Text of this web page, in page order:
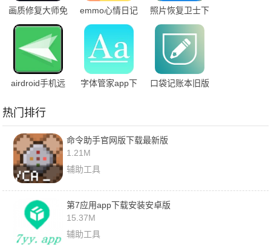
画质修复大师免
费版
emmo心情日记
安卓版
照片恢复卫士下
载安卓版
airdroid手机远
字体管家app下
口袋记账本旧版
热门排行
命令助手官网版下载最新版
1.21M
辅助工具
第7应用app下载安装安卓版
15.37M
辅助工具